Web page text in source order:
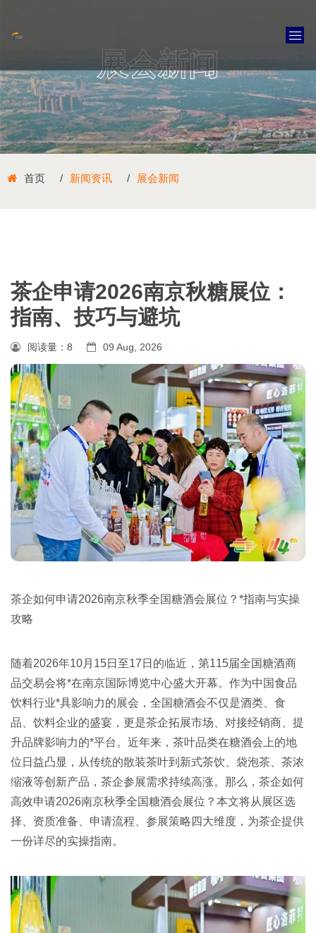
展会新闻
首页 新闻资讯 展会新闻
茶企申请2026南京秋糖展位：
指南、技巧与避坑
阅读量： 8 09 Aug, 2026
茶企如何申请2026南京秋季全国糖酒会展位？*指南与实操
攻略
随着2026年10月15日至17日的临近，第115届全国糖酒商
品交易会将*在南京国际博览中心盛大开幕。作为中国食品
饮料行业*具影响力的展会， 全国糖酒会不仅是酒类、食
品、饮料企业的盛宴，更是茶企拓展市场、对接经销商、提
升品牌影响力的*平台。近年来，茶叶品类在糖酒会上的地
位日益凸显，从传统的散装茶叶到新式茶饮、袋泡茶、茶浓
缩液等创新产品，茶企参展需求持续高涨。那么，茶企如何
高效申请2026南京秋季全国糖酒会展位？本文将从展区选
择、资质准备、申请流程、参展策略四大维度，为茶企提供
一份详尽的实操指南。